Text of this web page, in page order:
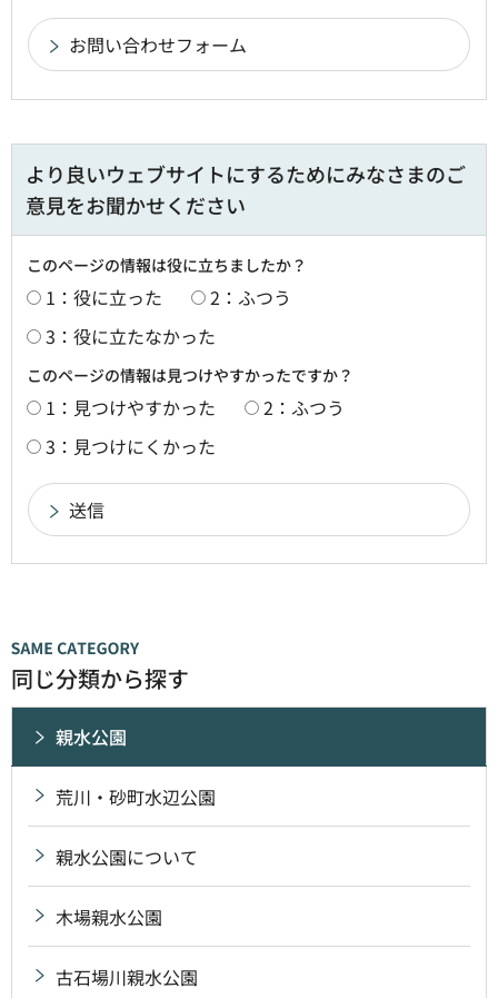
より良いウェブサイトにするためにみなさまのご
意見をお聞かせください
このページの情報は役に立ちましたか？
1：役に立った
2：ふつう
3：役に立たなかった
このページの情報は見つけやすかったですか？
1：見つけやすかった
2：ふつう
3：見つけにくかった
同じ分類から探す
親水公園
荒川・砂町水辺公園
親水公園について
木場親水公園
古石場川親水公園